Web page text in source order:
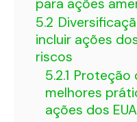
para ações
5.2
incluir ações
riscos
5.2.1 Proteção
melhores
ações dos EUA